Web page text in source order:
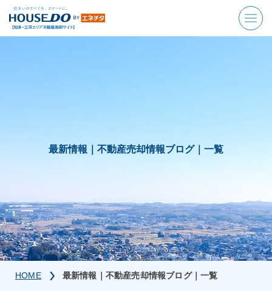
最新情報｜ 不動産売却情報ブログ｜ 一覧
HOME 最新情報｜不動産売却情報ブログ｜一覧